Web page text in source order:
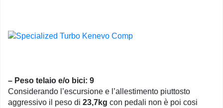
– Peso telaio e/o bici: 9
Considerando l’escursione e l’allestimento piuttosto
aggressivo il peso di 23,7kg con pedali non è poi cosi